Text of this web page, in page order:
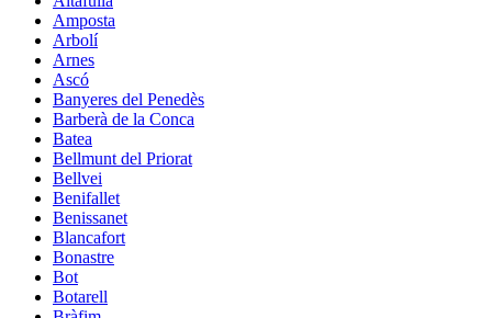
Amposta
Arbolí
Arnes
Ascó
Banyeres del Penedès
Barberà de la Conca
Batea
Bellmunt del Priorat
Bellvei
Benifallet
Benissanet
Blancafort
Bonastre
Bot
Botarell